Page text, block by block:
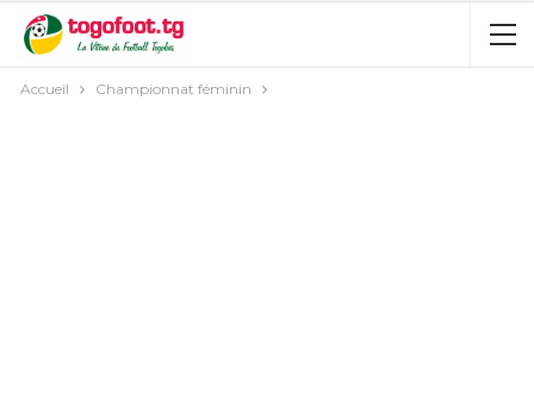
Accueil Championnat féminin